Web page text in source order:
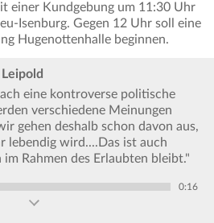
einer Kundgebung um 11:30 Uhr
Isenburg. Gegen 12 Uhr soll eine
Hugenottenhalle beginnen.
eine kontroverse politische
verschiedene Meinungen
gehen deshalb schon davon aus,
lebendig wird....Das ist auch
im Rahmen des Erlaubten bleibt."
0:16